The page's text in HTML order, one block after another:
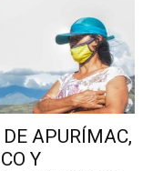
APURÍMAC,
Y